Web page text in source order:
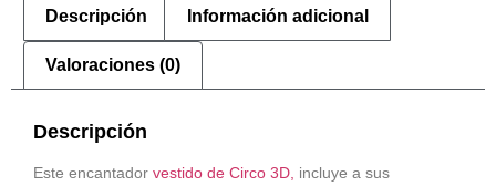
Descripción Información adicional
Valoraciones (0)
Descripción
Este encantador vestido de Circo 3D, incluye a sus